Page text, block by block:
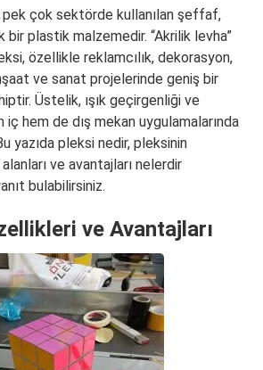
pek çok sektörde kullanılan şeffaf,
bir plastik malzemedir. “Akrilik levha”
özellikle reklamcılık, dekorasyon,
ve sanat projelerinde geniş bir
Üstelik, ışık geçirgenliği ve
iç hem de dış mekan uygulamalarında
yazıda pleksi nedir, pleksinin
ve avantajları nelerdir
bulabilirsiniz.
ve Avantajları